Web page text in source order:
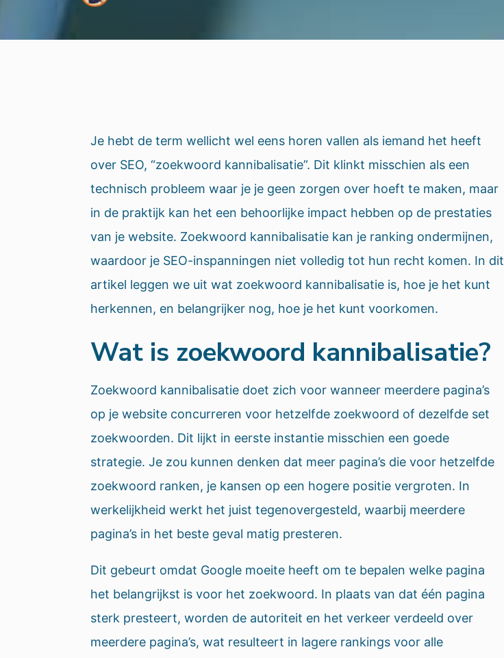
Je hebt de term wellicht wel eens horen vallen als iemand het heeft
over SEO, “zoekwoord kannibalisatie”. Dit klinkt misschien als een
technisch probleem waar je je geen zorgen over hoeft te maken, maar
in de praktijk kan het een behoorlijke impact hebben op de prestaties
van je website. Zoekwoord kannibalisatie kan je ranking ondermijnen,
waardoor je SEO-inspanningen niet volledig tot hun recht komen. In dit
artikel leggen we uit wat zoekwoord kannibalisatie is, hoe je het kunt
herkennen, en belangrijker nog, hoe je het kunt voorkomen.
Wat is zoekwoord kannibalisatie?
Zoekwoord kannibalisatie doet zich voor wanneer meerdere pagina’s
op je website concurreren voor hetzelfde zoekwoord of dezelfde set
zoekwoorden. Dit lijkt in eerste instantie misschien een goede
strategie. Je zou kunnen denken dat meer pagina’s die voor hetzelfde
zoekwoord ranken, je kansen op een hogere positie vergroten. In
werkelijkheid werkt het juist tegenovergesteld, waarbij meerdere
pagina’s in het beste geval matig presteren.
Dit gebeurt omdat Google moeite heeft om te bepalen welke pagina
het belangrijkst is voor het zoekwoord. In plaats van dat één pagina
sterk presteert, worden de autoriteit en het verkeer verdeeld over
meerdere pagina’s, wat resulteert in lagere rankings voor alle